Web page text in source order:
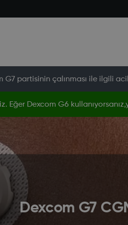
G7 partisinin çalınması ile ilgili
Dexcom G6
Dexcom G7